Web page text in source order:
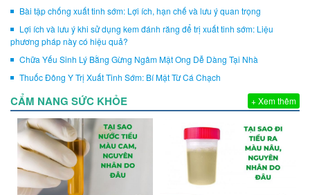
Bài tập chống xuất tinh sớm: Lợi ích, hạn chế và lưu ý quan trọng
Lợi ích và lưu ý khi sử dụng kem đánh răng để trị xuất tinh sớm: Liệu
phương pháp này có hiệu quả?
Chữa Yếu Sinh Lý Bằng Gừng Ngâm Mật Ong Dễ Dàng Tại Nhà
Thuốc Đông Y Trị Xuất Tinh Sớm: Bí Mật Từ Cá Chạch
CẨM NANG SỨC KHỎE + Xem thêm